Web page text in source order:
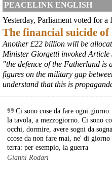
@peacelink - 6/8/2026 21:41
cronachetarantine.it/index.php
il Governo ha manifestato
provvedimento straordinario per
economiche e sociali della
chiesto alle rappresentanze del
concrete per definirne i
questa disponibilità.
#ILVA #Taranto
PEACELINK ENGLISH
Yesterday, Parliament voted for
The financial suicide
Another £22 billion will be
Minister Giorgetti invoked Article
"the defence of the Fatherland is
figures on the military gap
understand that this is
Ci sono cose da fare ogni
la tavola, a mezzogiorno. Ci sono
occhi, dormire, avere sogni da
ccose da non fare mai, ne' di
terra: per esempio, la guerra
Gianni Rodari